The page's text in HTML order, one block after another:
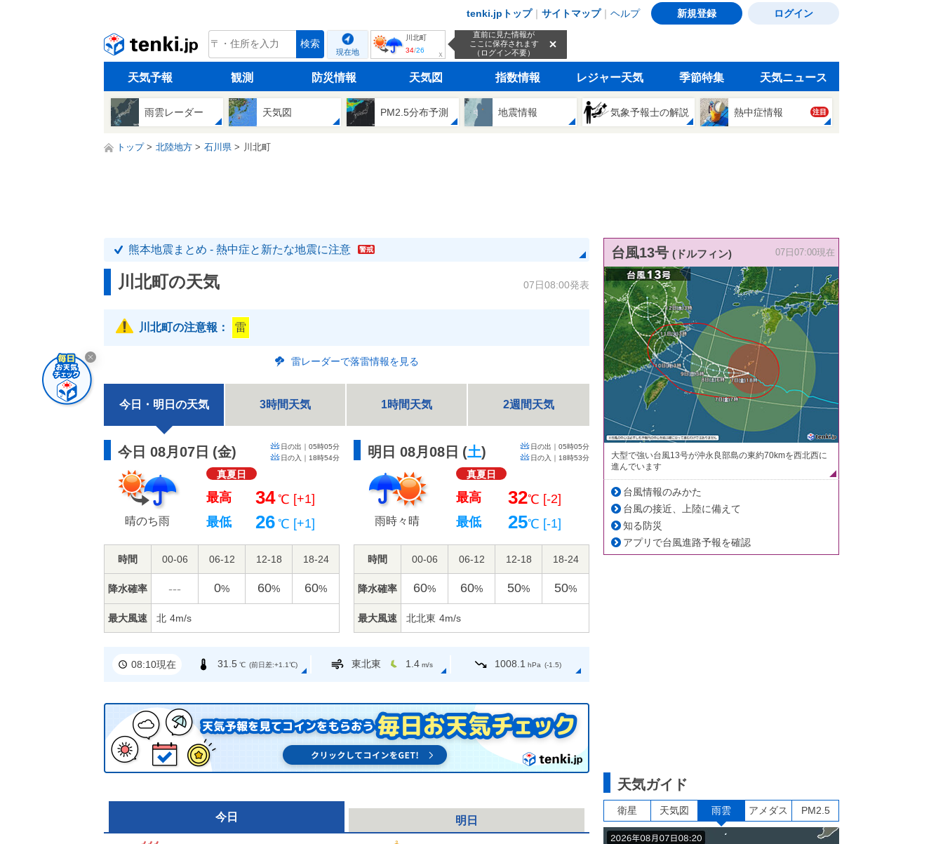
tenki.jpトップ｜ サイトマップ｜ ヘルプ 新規登録 ログイン
tenki.jp 検索
現在地
川北町
34/26 ｘ
直前に見た情報が
ここに保存されます
（ログイン不要）
天気予報 観測 防災情報 天気図 指数情報 レジャー天気 季節特集 天気ニュース
雨雲レーダー 天気図 PM2.5分布予測 地震情報 気象予報士の解説 熱中症情報 注目
トップ 北陸地方 石川県 川北町
熊本地震まとめ - 熱中症と新たな地震に注意 警戒
川北町の天気 07日08:00発表
川北町の注意報： 雷
雷レーダーで落雷情報を見る
今日・明日の天気 3時間天気 1時間天気 2週間天気
今日 08月07日 (金) 日の出｜ 05時05分
日の入｜ 18時54分
晴のち雨
真夏日
最高 34 ℃ [+1]
最低
26 ℃ [+1]
時間 00-06 06-12 12-18 18-24
降水確率 --- 0% 60% 60%
最大風速 北 4m/s
明日 08月08日 (土) 日の出｜ 05時05分
日の入｜ 18時53分
雨時々晴
真夏日
最高 32℃ [-2]
最低
25℃ [-1]
時間 00-06 06-12 12-18 18-24
降水確率 60% 60% 50% 50%
最大風速 北北東 4m/s
08:10現在 31.5 ℃ (前日差:+1.1℃) 東北東 1.4 m/s 1008.1 hPa (-1.5)
今日 明日
台風13号 (ドルフィン) 07日07:00現在
大型で強い台風13号が沖永良部島の東約70kmを西北西に
進んでいます
台風情報のみかた
台風の接近、上陸に備えて
知る防災
アプリで台風進路予報を確認
天気ガイド
衛星 天気図 雨雲 アメダス PM2.5